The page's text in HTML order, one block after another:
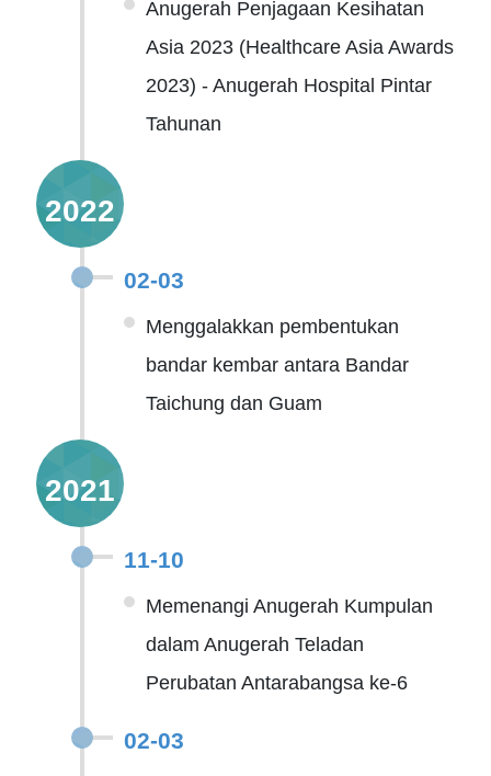
Anugerah Penjagaan Kesihatan
Asia 2023 (Healthcare Asia Awards
2023) - Anugerah Hospital Pintar
Tahunan
2022
02-03
Menggalakkan pembentukan
bandar kembar antara Bandar
Taichung dan Guam
2021
11-10
Memenangi Anugerah Kumpulan
dalam Anugerah Teladan
Perubatan Antarabangsa ke-6
02-03